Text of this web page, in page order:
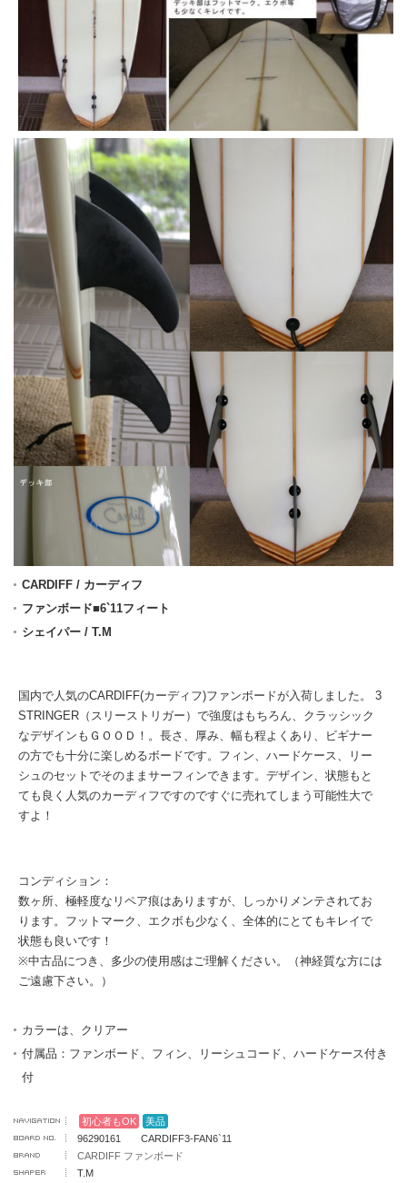
CARDIFF / カーディフ
ファンボード■6`11フィート
シェイパー / T.M
国内で人気のCARDIFF(カーディフ)ファンボードが入荷しました。 3
STRINGER（スリーストリガー）で強度はもちろん、クラッシック
なデザインもＧＯＯＤ！。長さ、厚み、幅も程よくあり、ビギナー
の方でも十分に楽しめるボードです。フィン、ハードケース、リー
シュのセットでそのままサーフィンできます。デザイン、状態もと
ても良く人気のカーディフですのですぐに売れてしまう可能性大で
すよ！
コンディション：
数ヶ所、極軽度なリペア痕はありますが、しっかりメンテされてお
ります。フットマーク、エクボも少なく、全体的にとてもキレイで
状態も良いです！
※中古品につき、多少の使用感はご理解ください。（神経質な方には
ご遠慮下さい。）
カラーは、クリアー
付属品：ファンボード、フィン、リーシュコード、ハードケース付き
付
初心者もOK
美品
96290161 CARDIFF3-FAN6`11
CARDIFF ファンボード
T.M